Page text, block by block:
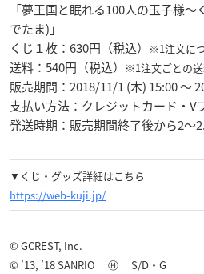
「夢王国と眠れる100人の玉子様～
でたま)」
くじ１枚：630円（税込）
※1注文に
送料：540円（税込） ※1注文ごとの
販売期間：2018/11/1 (木) 15:00 ～
支払い方法：クレジットカード・V
発送時期：販売期間終了後から2～
▼くじ・グッズ詳細はこちら
https://web-kuji.jp/
© GCREST, Inc.
© ’13, ’18 SANRIO Ⓗ S/D・G